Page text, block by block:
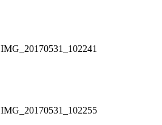
IMG_20170531_102241
IMG_20170531_102255